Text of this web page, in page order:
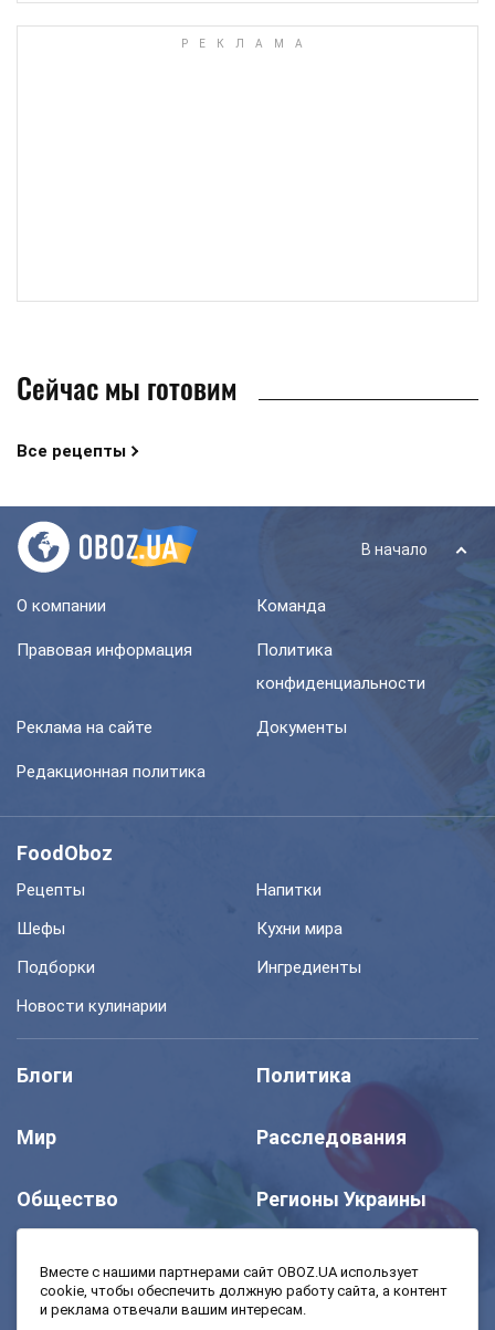
Сейчас мы готовим
Все рецепты
В начало
О компании Команда
Правовая информация
Политика
конфиденциальности
Реклама на сайте Документы
Редакционная политика
FoodOboz
Рецепты
Напитки
Шефы
Кухни мира
Подборки
Ингредиенты
Новости кулинарии
Блоги Политика
Мир Расследования
Общество Регионы Украины
Моя школа Авто
Вместе с нашими партнерами сайт OBOZ.UA использует
cookie, чтобы обеспечить должную работу сайта, а контент
и реклама отвечали вашим интересам.